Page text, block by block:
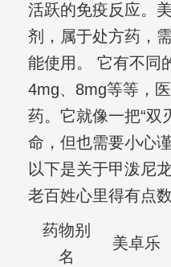
活跃的免疫反应。
剂，属于处方药，
能使用。 它有不同
4mg、8mg等等，
药。它就像一把“双
命，但也需要小心
以下是关于甲泼尼
老百姓心里得有点数
药物别
名
美卓乐